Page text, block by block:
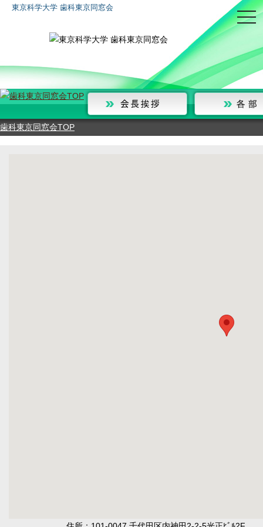
東京科学大学 歯科東京同窓会
歯科東京同窓会TOP